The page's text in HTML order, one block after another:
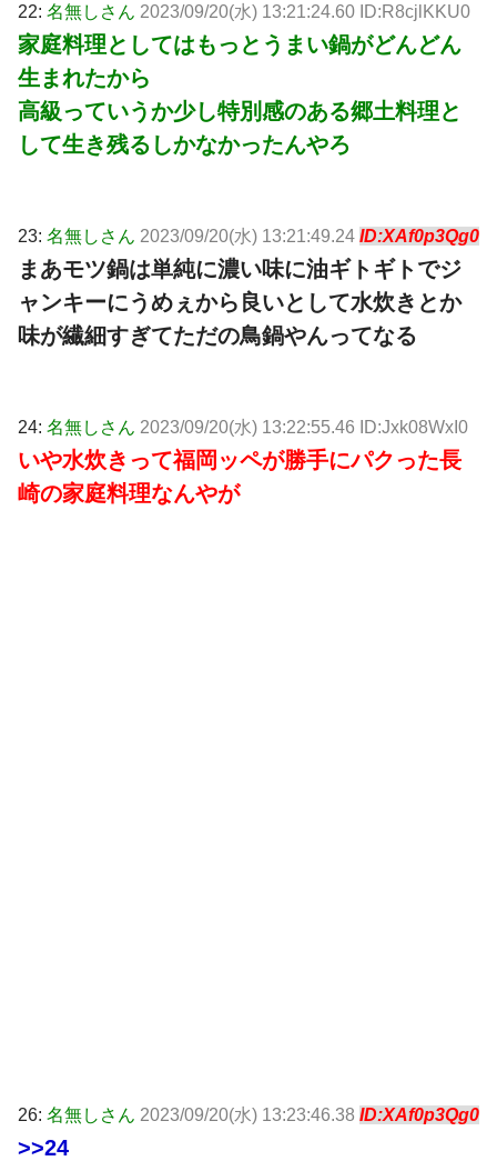
22: 名無しさん 2023/09/20(水) 13:21:24.60 ID:R8cjlKKU0
家庭料理としてはもっとうまい鍋がどんどん
生まれたから
高級っていうか少し特別感のある郷土料理と
して生き残るしかなかったんやろ
23: 名無しさん 2023/09/20(水) 13:21:49.24 ID:XAf0p3Qg0
まあモツ鍋は単純に濃い味に油ギトギトでジ
ャンキーにうめぇから良いとして水炊きとか
味が繊細すぎてただの鳥鍋やんってなる
24: 名無しさん 2023/09/20(水) 13:22:55.46 ID:Jxk08WxI0
いや水炊きって福岡ッペが勝手にパクった長
崎の家庭料理なんやが
26: 名無しさん 2023/09/20(水) 13:23:46.38 ID:XAf0p3Qg0
>>24